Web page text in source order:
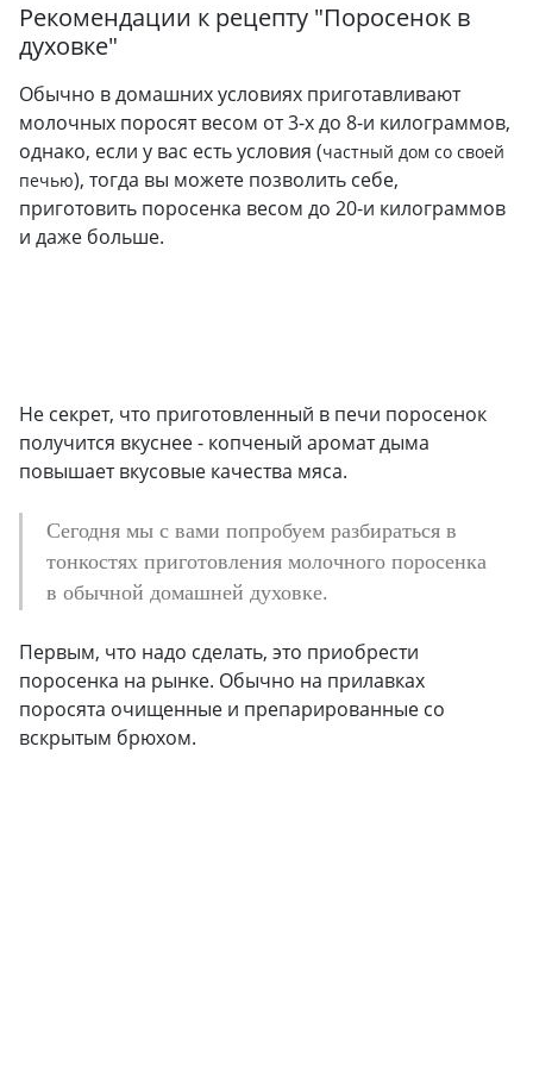
Рекомендации к рецепту "Поросенок в
духовке"
Обычно в домашних условиях приготавливают
молочных поросят весом от 3-х до 8-и килограммов,
однако, если у вас есть условия (частный дом со своей
печью), тогда вы можете позволить себе,
приготовить поросенка весом до 20-и килограммов
и даже больше.
Не секрет, что приготовленный в печи поросенок
получится вкуснее - копченый аромат дыма
повышает вкусовые качества мяса.
Сегодня мы с вами попробуем разбираться в
тонкостях приготовления молочного поросенка
в обычной домашней духовке.
Первым, что надо сделать, это приобрести
поросенка на рынке. Обычно на прилавках
поросята очищенные и препарированные со
вскрытым брюхом.